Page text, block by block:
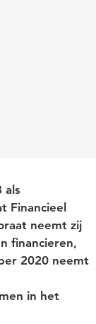
als
Financieel
neemt zij
financieren,
2020 neemt
in het